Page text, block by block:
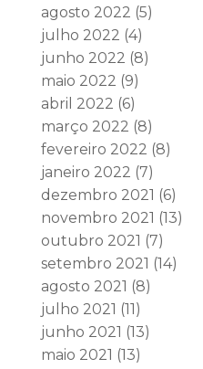
agosto 2022 (5)
julho 2022 (4)
junho 2022 (8)
maio 2022 (9)
abril 2022 (6)
março 2022 (8)
fevereiro 2022 (8)
janeiro 2022 (7)
dezembro 2021 (6)
novembro 2021 (13)
outubro 2021 (7)
setembro 2021 (14)
agosto 2021 (8)
julho 2021 (11)
junho 2021 (13)
maio 2021 (13)